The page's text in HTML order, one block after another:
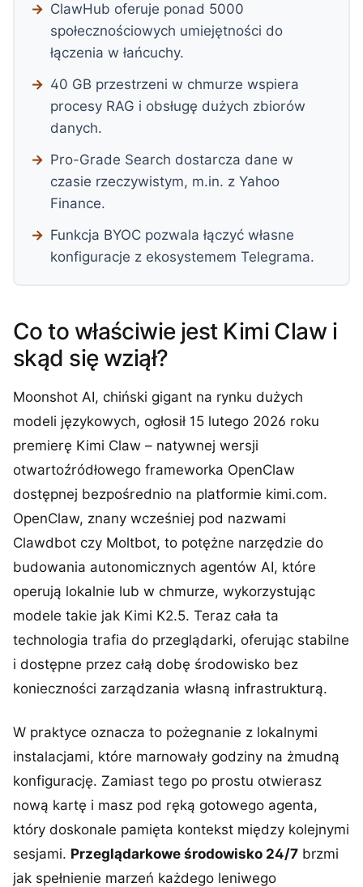
ClawHub oferuje ponad 5000
społecznościowych umiejętności do
łączenia w łańcuchy.
40 GB przestrzeni w chmurze wspiera
procesy RAG i obsługę dużych zbiorów
danych.
Pro-Grade Search dostarcza dane w
czasie rzeczywistym, m.in. z Yahoo
Finance.
Funkcja BYOC pozwala łączyć własne
konfiguracje z ekosystemem Telegrama.
Co to właściwie jest Kimi Claw i
skąd się wziął?
Moonshot AI, chiński gigant na rynku dużych
modeli językowych, ogłosił 15 lutego 2026 roku
premierę Kimi Claw – natywnej wersji
otwartoźródłowego frameworka OpenClaw
dostępnej bezpośrednio na platformie kimi.com.
OpenClaw, znany wcześniej pod nazwami
Clawdbot czy Moltbot, to potężne narzędzie do
budowania autonomicznych agentów AI, które
operują lokalnie lub w chmurze, wykorzystując
modele takie jak Kimi K2.5. Teraz cała ta
technologia trafia do przeglądarki, oferując stabilne
i dostępne przez całą dobę środowisko bez
konieczności zarządzania własną infrastrukturą.
W praktyce oznacza to pożegnanie z lokalnymi
instalacjami, które marnowały godziny na żmudną
konfigurację. Zamiast tego po prostu otwierasz
nową kartę i masz pod ręką gotowego agenta,
który doskonale pamięta kontekst między kolejnymi
sesjami. Przeglądarkowe środowisko 24/7 brzmi
jak spełnienie marzeń każdego leniwego